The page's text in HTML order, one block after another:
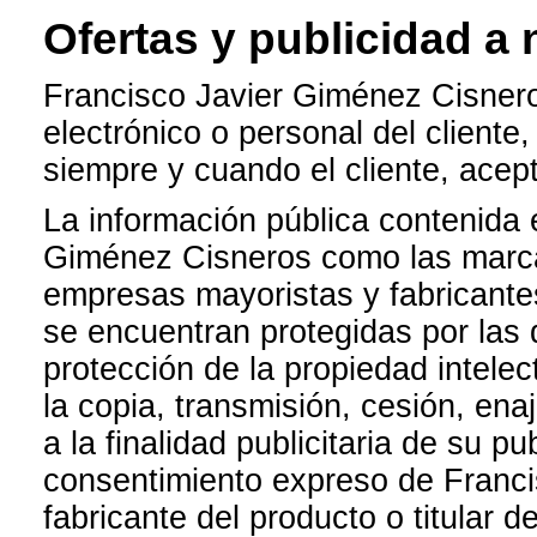
Ofertas y publicidad a
Francisco Javier Giménez
electrónico o personal del
siempre y cuando el cliente,
La información pública
Giménez Cisneros como las
empresas mayoristas y
se encuentran protegidas por
protección de la propiedad
la copia, transmisión, cesión,
a la finalidad publicitaria de su
consentimiento expreso de
fabricante del producto o titular